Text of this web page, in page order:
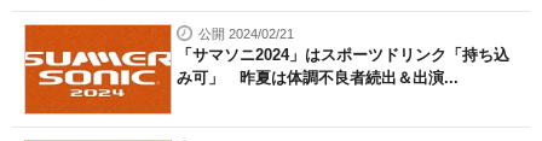
公開 2024/02/21
「サマソニ2024」はスポーツドリンク「持ち込
み可」 昨夏は体調不良者続出＆出演...